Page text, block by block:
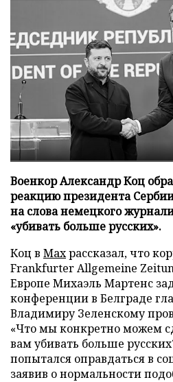
Военкор Александр Коц
реакцию президента
на слова немецкого
«убивать больше русских».
Коц в Махрассказал, что
Frankfurter Allgemeine
Европе Михаэль Мартенс
конференции в Белграде
Владимиру Зеленскому
«Что мы конкретно можем
вам убивать больше
попытался оправдаться в
заявив о нормальности